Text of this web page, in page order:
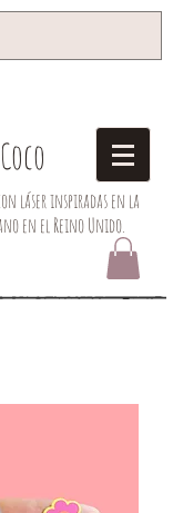
Coco
láser inspiradas en la
en el Reino Unido.